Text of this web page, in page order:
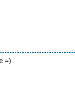
=)